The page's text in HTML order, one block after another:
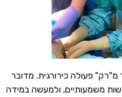
מ"רק" פעולה כירורגית. מדובר
משמעותיים, ולמעשה במידה